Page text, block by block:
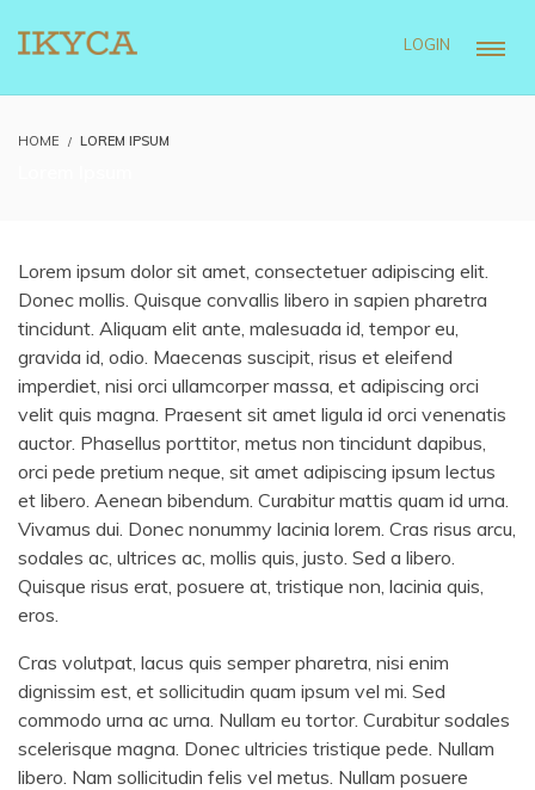
LOGIN
HOME LOREM IPSUM
Lorem ipsum dolor sit amet, consectetuer adipiscing elit.
Donec mollis. Quisque convallis libero in sapien pharetra
tincidunt. Aliquam elit ante, malesuada id, tempor eu,
gravida id, odio. Maecenas suscipit, risus et eleifend
imperdiet, nisi orci ullamcorper massa, et adipiscing orci
velit quis magna. Praesent sit amet ligula id orci venenatis
auctor. Phasellus porttitor, metus non tincidunt dapibus,
orci pede pretium neque, sit amet adipiscing ipsum lectus
et libero. Aenean bibendum. Curabitur mattis quam id urna.
Vivamus dui. Donec nonummy lacinia lorem. Cras risus arcu,
sodales ac, ultrices ac, mollis quis, justo. Sed a libero.
Quisque risus erat, posuere at, tristique non, lacinia quis,
eros.
Cras volutpat, lacus quis semper pharetra, nisi enim
dignissim est, et sollicitudin quam ipsum vel mi. Sed
commodo urna ac urna. Nullam eu tortor. Curabitur sodales
scelerisque magna. Donec ultricies tristique pede. Nullam
libero. Nam sollicitudin felis vel metus. Nullam posuere